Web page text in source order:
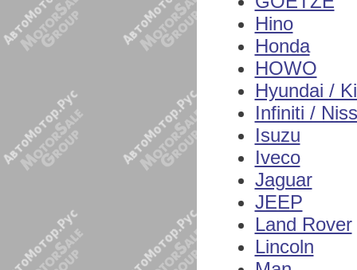
Hino
Honda
HOWO
Hyundai /
Infiniti /
Isuzu
Iveco
Jaguar
JEEP
Land Rover
Lincoln